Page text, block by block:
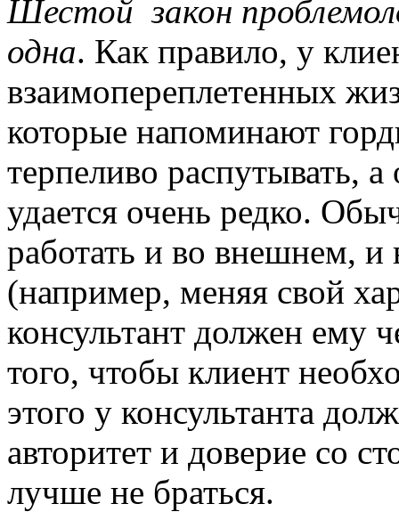
Шестой закон
одна. Как правило, у
взаимопереплетенных
которые напоминают
терпеливо распутывать,
удается очень редко.
работать и во внешнем,
(например, меняя свой
консультант должен ему
того, чтобы клиент
этого у консультанта
авторитет и доверие со
лучше не браться.